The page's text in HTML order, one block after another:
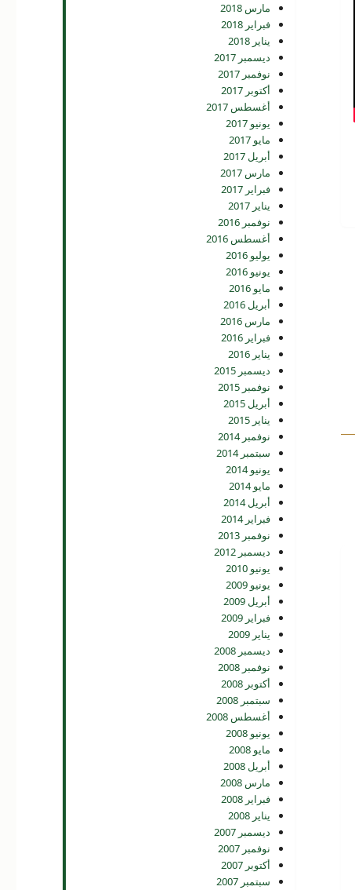
مارس 2018
فبراير 2018
يناير 2018
ديسمبر 2017
نوفمبر 2017
أكتوبر 2017
أغسطس 2017
يونيو 2017
مايو 2017
أبريل 2017
مارس 2017
فبراير 2017
يناير 2017
نوفمبر 2016
أغسطس 2016
يوليو 2016
يونيو 2016
مايو 2016
أبريل 2016
مارس 2016
فبراير 2016
يناير 2016
ديسمبر 2015
نوفمبر 2015
أبريل 2015
يناير 2015
نوفمبر 2014
سبتمبر 2014
يونيو 2014
مايو 2014
أبريل 2014
فبراير 2014
نوفمبر 2013
ديسمبر 2012
يونيو 2010
يونيو 2009
أبريل 2009
فبراير 2009
يناير 2009
ديسمبر 2008
نوفمبر 2008
أكتوبر 2008
سبتمبر 2008
أغسطس 2008
يونيو 2008
مايو 2008
أبريل 2008
مارس 2008
فبراير 2008
يناير 2008
ديسمبر 2007
نوفمبر 2007
أكتوبر 2007
سبتمبر 2007